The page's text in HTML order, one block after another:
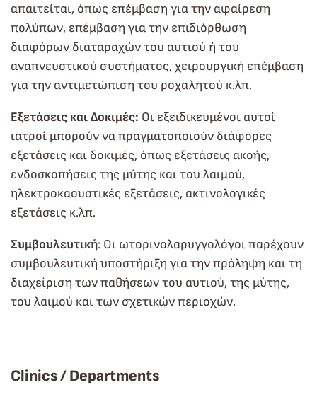
απαιτείται, όπως επέμβαση για την αφαίρεση
πολύπων, επέμβαση για την επιδιόρθωση
διαφόρων διαταραχών του αυτιού ή του
αναπνευστικού συστήματος, χειρουργική επέμβαση
για την αντιμετώπιση του ροχαλητού κ.λπ.
Εξετάσεις και Δοκιμές: Οι εξειδικευμένοι αυτοί
ιατροί μπορούν να πραγματοποιούν διάφορες
εξετάσεις και δοκιμές, όπως εξετάσεις ακοής,
ενδοσκοπήσεις της μύτης και του λαιμού,
ηλεκτροκαουστικές εξετάσεις, ακτινολογικές
εξετάσεις κ.λπ.
Συμβουλευτική: Οι ωτορινολαρυγγολόγοι παρέχουν
συμβουλευτική υποστήριξη για την πρόληψη και τη
διαχείριση των παθήσεων του αυτιού, της μύτης,
του λαιμού και των σχετικών περιοχών.
Clinics / Departments